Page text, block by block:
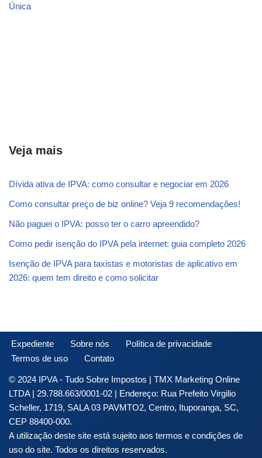
Única
Veja mais
Dívida ativa de IPVA: como consultar e negociar em 2026
Como consultar preço de biz online? Veja 9 recomendações!
Não paguei o IPVA: posso ter o carro apreendido?
Como pedir isenção do IPVA pela internet: guia completo 2026
Isenção de IPVA para taxistas e motoristas de aplicativo em
2026: quem tem direito e como solicitar
Expediente Sobre nós
Política de privacidade
Termos de uso
Contato
© 2024 IPVA - Tudo Sobre Impostos | TMX Marketing Online
LTDA | 29.788.663/0001-02 | Endereço: Rua Prefeito Virgilio
Scheller, 1719, SALA 03 PAVMTO2, Centro, Ituporanga, SC,
CEP 88400-000.
A utilização deste site está sujeito aos termos e condições de
uso do site. Todos os direitos reservados.